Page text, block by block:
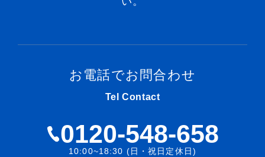
お電話でお問合わせ
Tel Contact
0120-548-658
10:00~18:30 (日・祝日定休日)